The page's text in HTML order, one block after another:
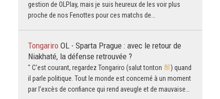
gestion de OLPlay, mais je suis heureux de les voir plus
proche de nos Fenottes pour ces matchs de…
Tongariro OL - Sparta Prague : avec le retour de
Niakhaté, la défense retrouvée ?
" C’est courant, regardez Tongariro (salut tonton
) quand
il parle politique. Tout le monde est concerné à un moment
par l’excès de confiance qui rend aveugle et de mauvaise…